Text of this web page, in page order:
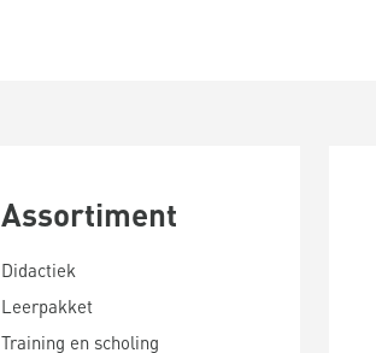
Assortiment
Didactiek
Leerpakket
Training en scholing